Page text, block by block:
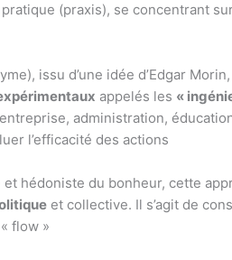
(praxis), se concentrant
issu d’une idée d’Edgar
appelés les «
administration,
l’efficacité des actions
hédoniste du bonheur, cette
et collective. Il s’agit de
flow »